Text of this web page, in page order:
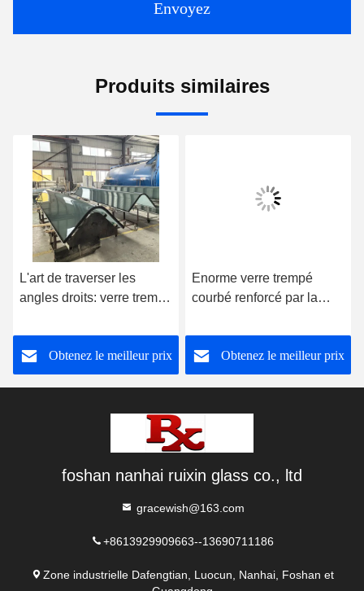
Envoyez
Produits similaires
L'art de traverser les
angles droits: verre trempé
remodelant l'espace avec
une esthétique sans faille
Obtenez le meilleur prix
Enorme verre trempé
courbé renforcé par la
construction
Obtenez le meilleur prix
foshan nanhai ruixin glass co., ltd
gracewish@163.com
+8613929909663--13690711186
Zone industrielle Dafengtian, Luocun, Nanhai, Foshan et